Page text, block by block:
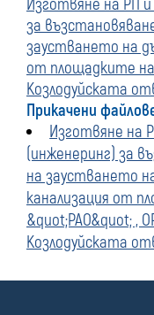
Изготвяне на РП
за
заустването на
от площадките на
Козлодуйската
Прикачени
Изготвяне на
(инженеринг) за
на заустването
канализация от
&quot;РАО&quot; ,
Козлодуйската